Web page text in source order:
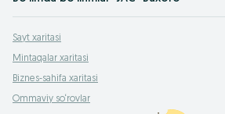
S1,S2,S3,S5,S7,M3,M4,M5,iEV6E,iEV7S,iEVA50
Sayt xaritasi
Mintaqalar xaritasi
Biznes-sahifa xaritasi
Ommaviy so‘rovlar